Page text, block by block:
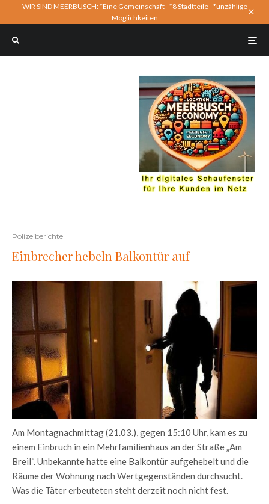
WIR SIND MEERBUSCH: *Eine Gemeinschaft - *8 Stadtteile - *unzählige
Möglichkeiten
Polizeiberichte
Einbrecher hebeln Balkontür auf
Am Montagnachmittag (21.03.), gegen 15:10 Uhr, kam es zu
einem Einbruch in ein Mehrfamilienhaus an der Straße „Am
Breil“. Unbekannte hatte eine Balkontür aufgehebelt und die
Räume der Wohnung nach Wertgegenständen durchsucht.
Was die Täter erbeuteten steht derzeit noch nicht fest.